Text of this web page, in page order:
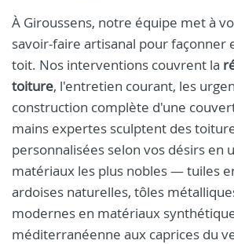
À Giroussens, notre équipe met à
savoir-faire artisanal pour façonner
toit. Nos interventions couvrent la
toiture, l'entretien courant, les
construction complète d'une
mains expertes sculptent des
personnalisées selon vos désirs en
matériaux les plus nobles — tuiles
ardoises naturelles, tôles
modernes en matériaux
méditerranéenne aux caprices du